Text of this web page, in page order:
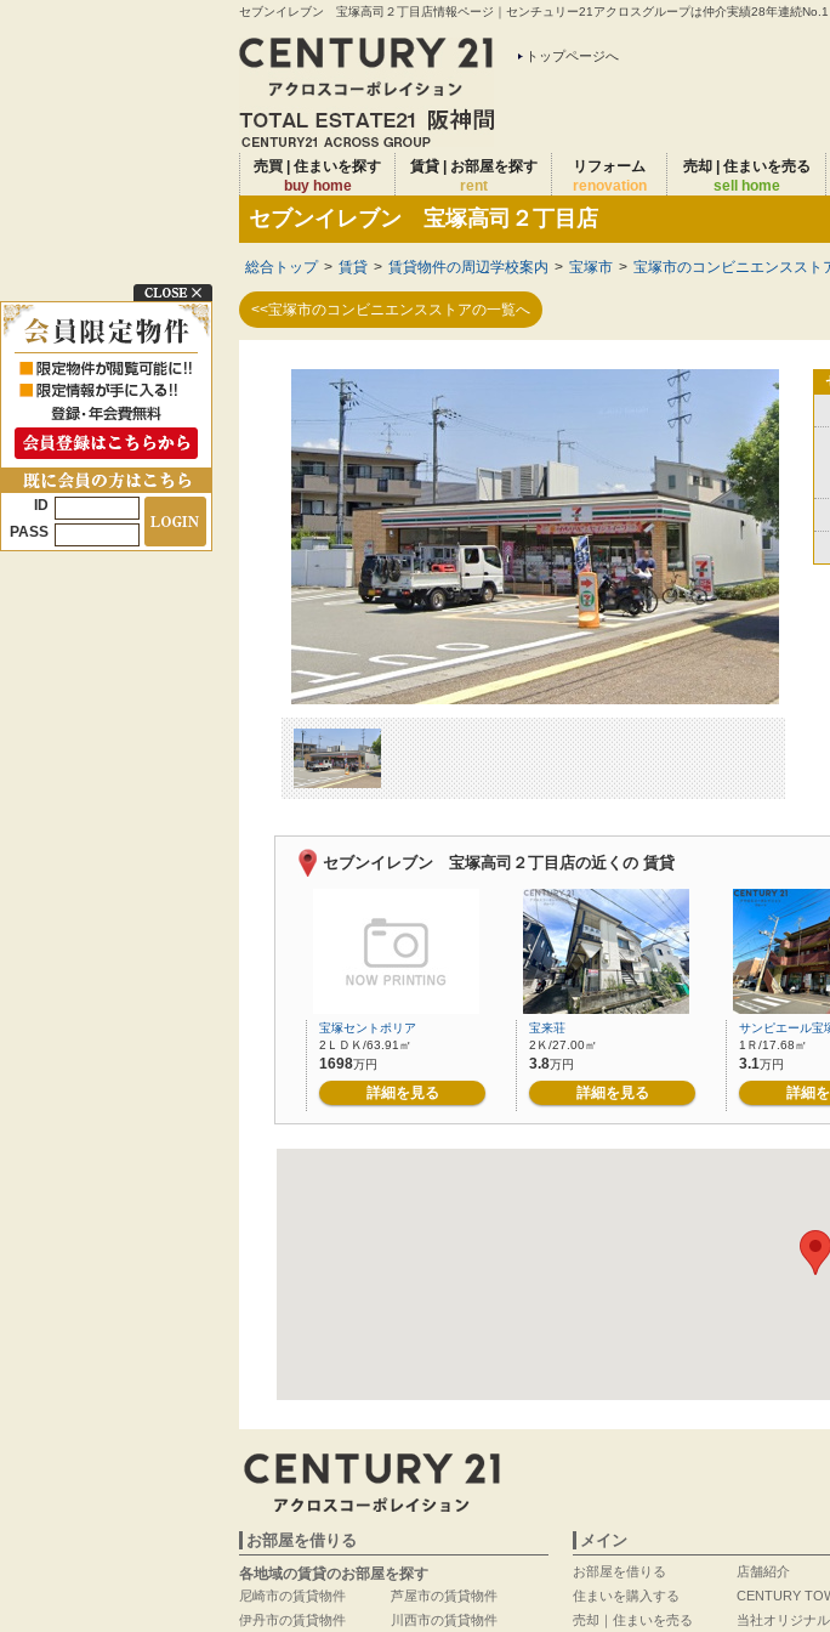
セブンイレブン 宝塚高司２丁目店情報ページ｜センチュリー21アクロスグループは仲介実績28年連続No.1
トップページへ
売買 | 住まいを探す
buy home
賃貸 | お部屋を探す
rent
リフォーム
renovation
売却 | 住まいを売る
sell home
セブンイレブン 宝塚高司２丁目店
総合トップ > 賃貸 > 賃貸物件の周辺学校案内 > 宝塚市 > 宝塚市のコンビニエンススト
<<宝塚市のコンビニエンスストアの一覧へ
セブンイレブン 宝塚高司２丁目店の近くの 賃貸
宝塚セントポリア
2ＬＤＫ/63.91㎡
1698万円
詳細を見る
宝来荘
2Ｋ/27.00㎡
3.8万円
詳細を見る
サンピエール宝
1Ｒ/17.68㎡
3.1万円
詳細
お部屋を借りる
各地域の賃貸のお部屋を探す
尼崎市の賃貸物件
伊丹市の賃貸物件
芦屋市の賃貸物件
川西市の賃貸物件
メイン
お部屋を借りる
住まいを購入する
売却｜住まいを売る
店舗紹介
CENTURY
当社オリジナ
ID
PASS